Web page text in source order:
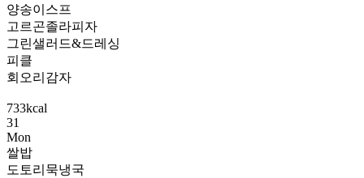
양송이스프
고르곤졸라피자
그린샐러드&드레싱
피클
회오리감자
733kcal
31
Mon
쌀밥
도토리묵냉국